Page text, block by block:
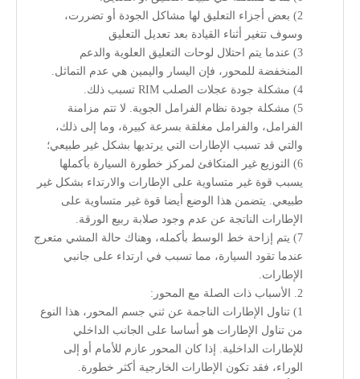
2) بعض أجزاء التعليق لها مشاكل الجودة أو تضررت،
وسوف تتغير أثناء القيادة بعد تعديل التعليق
3) عندما يتم احتلال لوحات التعليق العلوية والدعم
المنخفضة للمحور، فإن اليسار واليمين هي عدم التماثل.
4) مشكلة جودة عجلات الصلب RIM تسبب ذلك.
5) مشكلة جودة نظام الفرامل الجوية. لا تتم مزامنة
الفرامل، والفرامل مغلقة بسرعة كبيرة، وما إلى ذلك،
والتي قد تسبب الإطارات التي يرتديها بشكل غير طبيعي؛
6) التوزيع غير المتكافئ لمركز خطورة السيارة بأكملها
يسبب قوة غير متساوية على الإطارات والارتداء بشكل غير
طبيعي. يتضمن هذا الوضع أيضا قوة غير متساوية على
الإطارات الناتجة عن عدم وجود صلابة ربيع الورقة.
7) يتم إزاحة خط الوسط بأكمله، وهناك حالة المشي متعرج
عندما تقود السيارة، مما تسبب في ارتداء على جانبي
الإطارات.
2. الأسباب ذات الصلة مع المحور:
1) تناول الإطارات الناجمة عن ثني جسم المحور، هذا النوع
من تناول الإطارات هو أساسا على الجانب الداخلي
للإطارات الداخلية. إذا كان المحور عازم للأمام أو إلى
الوراء، فقد تكون الإطارات الخارجية أكثر خطورة.